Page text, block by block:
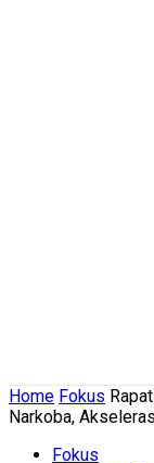
Home Fokus
Narkoba,
Fokus